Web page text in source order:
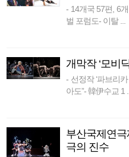
- 14개국 57편, 6
벌 포럼도- 이탈 ...
개막작 ‘모비
- 선정작 ‘파브리
아도”- 韓伊수교 1 ...
부산국제연극
극의 진수